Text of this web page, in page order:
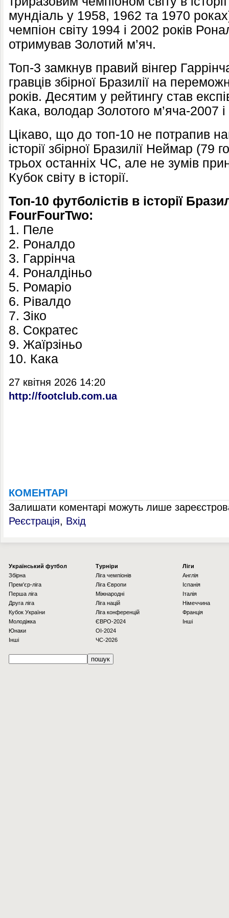
мундіаль у 1958, 1962 та 1970
чемпіон світу 1994 і 2002 років
отримував Золотий м’яч.
Топ-3 замкнув правий вінгер
гравців збірної Бразилії на
років. Десятим у рейтингу став
Кака, володар Золотого м’яча-
Цікаво, що до топ-10 не потрапив
історії збірної Бразилії Неймар (79
трьох останніх ЧС, але не зумів
Кубок світу в історії.
Топ-10 футболістів в історії
FourFourTwo:
1. Пеле
2. Роналдо
3. Гаррінча
4. Роналдіньо
5. Ромаріо
6. Рівалдо
7. Зіко
8. Сократес
9. Жаїрзіньо
10. Кака
27 квітня 2026 14:20
http://footclub.com.ua
КОМЕНТАРІ
Залишати коментарі можуть лише
Реєстрація, Вхід
Українcький футбол
Збірна
Прем'єр-ліга
Перша ліга
Друга ліга
Кубок України
Молодіжка
Юнаки
Інші
Турніри
Ліга чемпіонів
Ліга Європи
Міжнародні
Ліга націй
Ліга конференцій
ЄВРО-2024
OI-2024
ЧС-2026
Ліги
Англія
Іспанія
Італія
Німеччина
Франція
Інші